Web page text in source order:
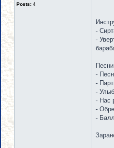
Posts: 4
-
-
-
-
-
- Нас
-
-